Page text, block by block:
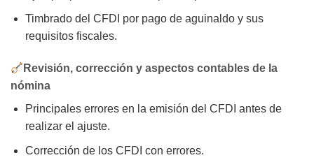
Timbrado del CFDI por pago de aguinaldo y sus
requisitos fiscales.
Revisión, corrección y aspectos contables de la
nómina
Principales errores en la emisión del CFDI antes de
realizar el ajuste.
Corrección de los CFDI con errores.